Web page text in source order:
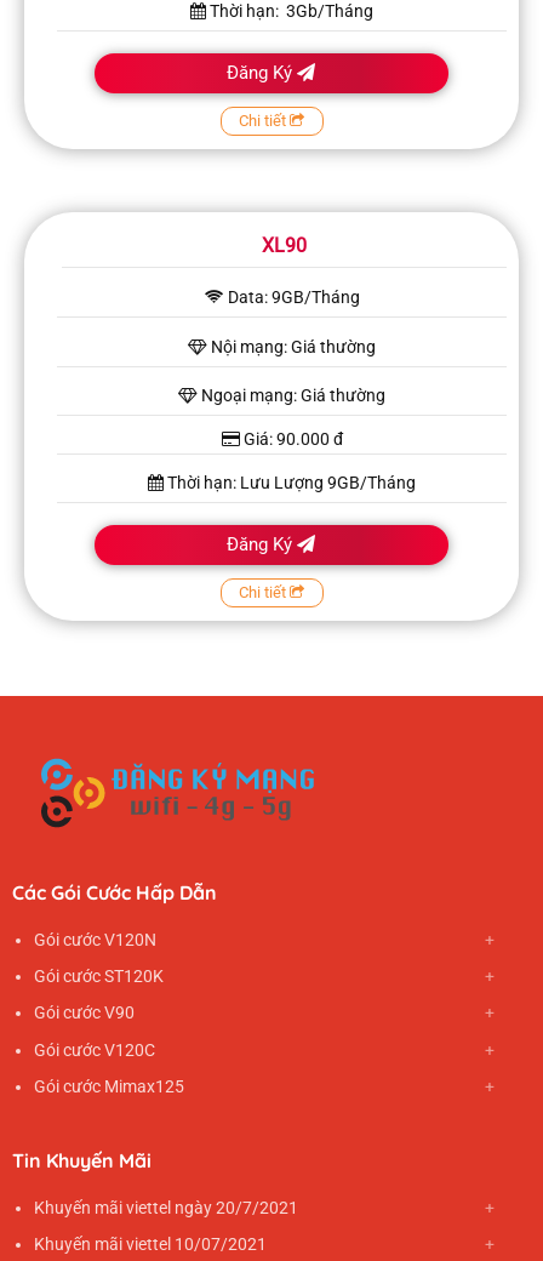
Thời hạn: 3Gb/Tháng
Đăng Ký
Chi tiết
XL90
Data: 9GB/Tháng
Nội mạng: Giá thường
Ngoại mạng: Giá thường
Giá: 90.000 đ
Thời hạn: Lưu Lượng 9GB/Tháng
Đăng Ký
Chi tiết
Các Gói Cước Hấp Dẫn
Gói cước V120N
Gói cước ST120K
Gói cước V90
Gói cước V120C
Gói cước Mimax125
Tin Khuyến Mãi
Khuyến mãi viettel ngày 20/7/2021
Khuyến mãi viettel 10/07/2021